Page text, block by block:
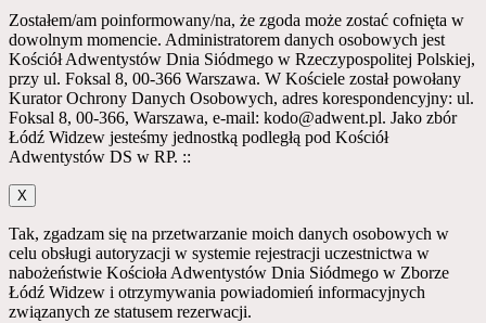
Zostałem/am poinformowany/na, że zgoda może zostać cofnięta w
dowolnym momencie. Administratorem danych osobowych jest
Kościół Adwentystów Dnia Siódmego w Rzeczypospolitej Polskiej,
przy ul. Foksal 8, 00-366 Warszawa. W Kościele został powołany
Kurator Ochrony Danych Osobowych, adres korespondencyjny: ul.
Foksal 8, 00-366, Warszawa, e-mail: kodo@adwent.pl. Jako zbór
Łódź Widzew jesteśmy jednostką podległą pod Kościół
Adwentystów DS w RP. ::
X
Tak, zgadzam się na przetwarzanie moich danych osobowych w
celu obsługi autoryzacji w systemie rejestracji uczestnictwa w
nabożeństwie Kościoła Adwentystów Dnia Siódmego w Zborze
Łódź Widzew i otrzymywania powiadomień informacyjnych
związanych ze statusem rezerwacji.